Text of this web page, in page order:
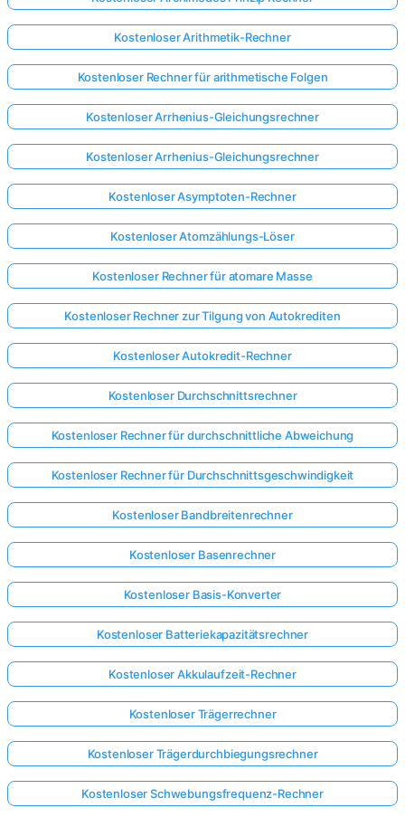
Noch
keine
Kostenloser Arithmetik-Rechner
Kostenloser Rechner für arithmetische Folgen
Kostenloser Arrhenius-Gleichungsrechner
Kostenloser Arrhenius-Gleichungsrechner
Kostenloser Asymptoten-Rechner
Kostenloser Atomzählungs-Löser
Kostenloser Rechner für atomare Masse
Kostenloser Rechner zur Tilgung von Autokrediten
Kostenloser Autokredit-Rechner
Kostenloser Durchschnittsrechner
Kostenloser Rechner für durchschnittliche Abweichung
Kostenloser Rechner für Durchschnittsgeschwindigkeit
Kostenloser Bandbreitenrechner
Kostenloser Basenrechner
Kostenloser Basis-Konverter
Kostenloser Batteriekapazitätsrechner
Kostenloser Akkulaufzeit-Rechner
Kostenloser Trägerrechner
Kostenloser Trägerdurchbiegungsrechner
Kostenloser Schwebungsfrequenz-Rechner